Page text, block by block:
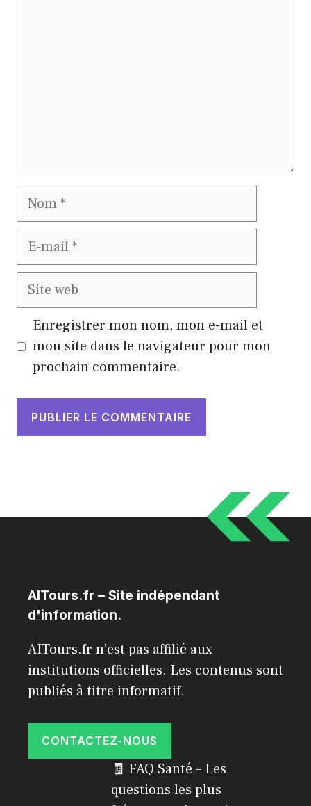
Nom
E-
Site
Enregistrer mon nom, mon e-mail et
mon site dans le navigateur pour mon
prochain commentaire.
AITours.fr – Site indépendant
d'information.
AITours.fr n'est pas affilié aux
institutions officielles. Les contenus sont
publiés à titre informatif.
CONTACTEZ-NOUS
🧾 FAQ Santé – Les
questions les plus